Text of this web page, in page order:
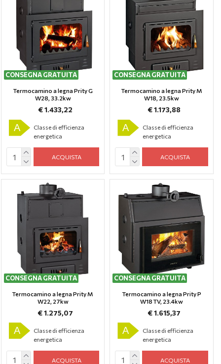
CONSEGNA GRATUITA
Termocamino a legna Prity G
W28, 33.2kw
€ 1.433,22
A
Classe di efficienza
energetica
ACQUISTA
CONSEGNA GRATUITA
Termocamino a legna Prity M
W18, 23.5kw
€ 1.173,88
A
Classe di efficienza
energetica
ACQUISTA
CONSEGNA GRATUITA
Termocamino a legna Prity M
W22, 27kw
€ 1.275,07
A
Classe di efficienza
energetica
ACQUISTA
CONSEGNA GRATUITA
Termocamino a legna Prity P
W18 TV, 23.4kw
€ 1.615,37
A
Classe di efficienza
energetica
ACQUISTA